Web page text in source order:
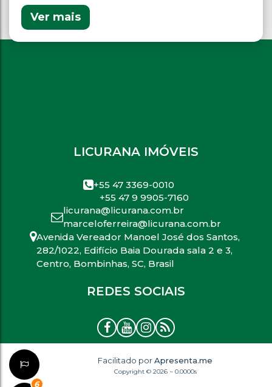
6
Ver mais
LICURANA IMÓVEIS
+55 47 3369-0010
+55 47 9 9905-7160
licurana@licurana.com.br
marceloferreira@licurana.com.br
Avenida Vereador Manoel José dos Santos,
282/1022, Edifício Baia Dourada sala 2 e 3,
Centro, Bombinhas, SC, Brasil
REDES SOCIAIS
Facilitado porApresenta.me
Copyright © 2026 ~ 0.0000s